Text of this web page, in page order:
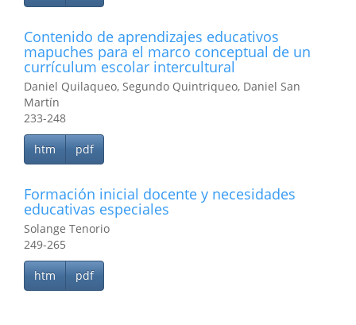
Contenido de aprendizajes educativos
mapuches para el marco conceptual de un
currículum escolar intercultural
Daniel Quilaqueo, Segundo Quintriqueo, Daniel San
Martín
233-248
htm pdf
Formación inicial docente y necesidades
educativas especiales
Solange Tenorio
249-265
htm pdf